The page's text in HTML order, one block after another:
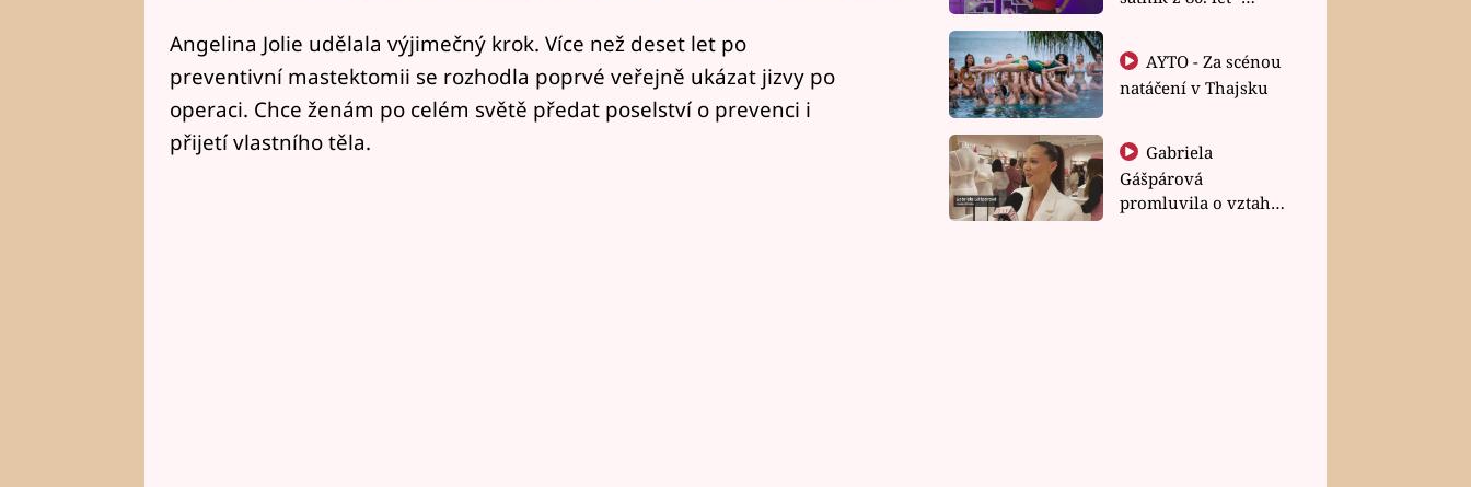
Angelina Jolie udělala výjimečný krok. Více než deset let po
preventivní mastektomii se rozhodla poprvé veřejně ukázat jizvy po
operaci. Chce ženám po celém světě předat poselství o prevenci i
přijetí vlastního těla.
natáčení v Thajsku
Gabriela
Gášpárová
promluvila o vztahu